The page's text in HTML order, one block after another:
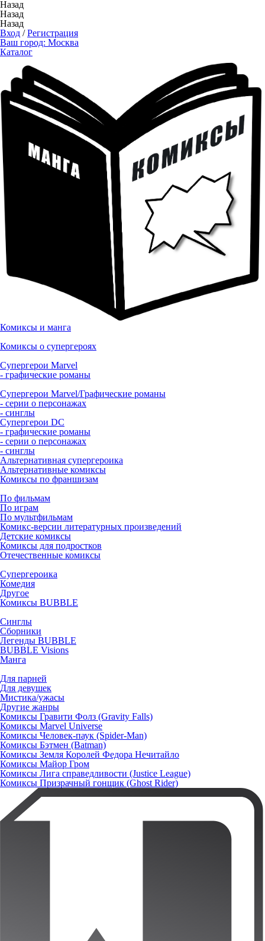
Назад
Назад
Назад
Вход /Регистрация
Ваш город: Москва
Каталог
Комиксы и манга
Комиксы о супергероях
Супергерои Marvel
- графические романы
Супергерои Marvel/Графические романы
- серии о персонажах
- синглы
Супергерои DC
- графические романы
- серии о персонажах
- синглы
Альтернативная супергероика
Альтернативные комиксы
Комиксы по франшизам
По фильмам
По играм
По мультфильмам
Комикс-версии литературных произведений
Детские комиксы
Комиксы для подростков
Отечественные комиксы
Супергероика
Комедия
Другое
Комиксы BUBBLE
Синглы
Сборники
Легенды BUBBLE
BUBBLE Visions
Манга
Для парней
Для девушек
Мистика/ужасы
Другие жанры
Комиксы Гравити Фолз (Gravity Falls)
Комиксы Marvel Universe
Комиксы Человек-паук (Spider-Man)
Комиксы Бэтмен (Batman)
Комиксы Земля Королей Федора Нечитайло
Комиксы Майор Гром
Комиксы Лига справедливости (Justice League)
Комиксы Призрачный гонщик (Ghost Rider)